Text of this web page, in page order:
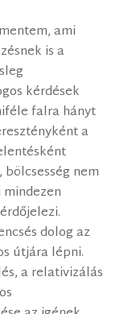
ami
is a
kérdések
falra hányt
a
nem
dolog az
útjára lépni.
a relativizálás